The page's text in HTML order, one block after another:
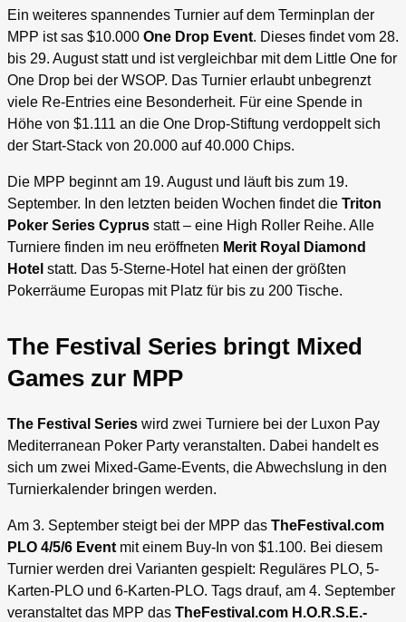
Ein weiteres spannendes Turnier auf dem Terminplan der
MPP ist sas $10.000 One Drop Event. Dieses findet vom 28.
bis 29. August statt und ist vergleichbar mit dem Little One for
One Drop bei der WSOP. Das Turnier erlaubt unbegrenzt
viele Re-Entries eine Besonderheit. Für eine Spende in
Höhe von $1.111 an die One Drop-Stiftung verdoppelt sich
der Start-Stack von 20.000 auf 40.000 Chips.
Die MPP beginnt am 19. August und läuft bis zum 19.
September. In den letzten beiden Wochen findet die Triton
Poker Series Cyprus statt – eine High Roller Reihe. Alle
Turniere finden im neu eröffneten Merit Royal Diamond
Hotel statt. Das 5-Sterne-Hotel hat einen der größten
Pokerräume Europas mit Platz für bis zu 200 Tische.
The Festival Series bringt Mixed
Games zur MPP
The Festival Series wird zwei Turniere bei der Luxon Pay
Mediterranean Poker Party veranstalten. Dabei handelt es
sich um zwei Mixed-Game-Events, die Abwechslung in den
Turnierkalender bringen werden.
Am 3. September steigt bei der MPP das TheFestival.com
PLO 4/5/6 Event mit einem Buy-In von $1.100. Bei diesem
Turnier werden drei Varianten gespielt: Reguläres PLO, 5-
Karten-PLO und 6-Karten-PLO. Tags drauf, am 4. September
veranstaltet das MPP das TheFestival.com H.O.R.S.E.-